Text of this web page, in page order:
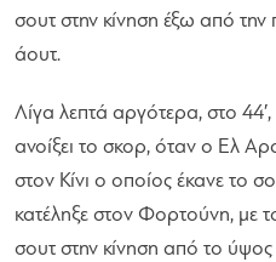
σουτ στην κίνηση έξω από την
άουτ.
Λίγα λεπτά αργότερα, στο
ανοίξει το σκορ, όταν ο Ελ
στον Κίνι ο οποίος έκανε το
κατέληξε στον Φορτούνη, με
σουτ στην κίνηση από το ύψος